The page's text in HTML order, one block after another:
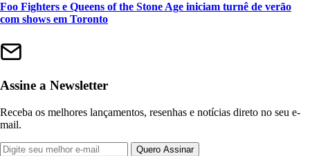
Foo Fighters e Queens of the Stone Age iniciam turnê de verão
com shows em Toronto
Assine a Newsletter
Receba os melhores lançamentos, resenhas e notícias direto no seu e-
mail.
Quero Assinar